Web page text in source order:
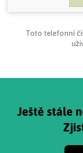
Toto telefonní
Ještě stále